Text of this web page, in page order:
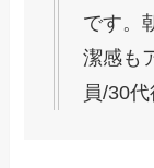
です。
潔感も
員/30代